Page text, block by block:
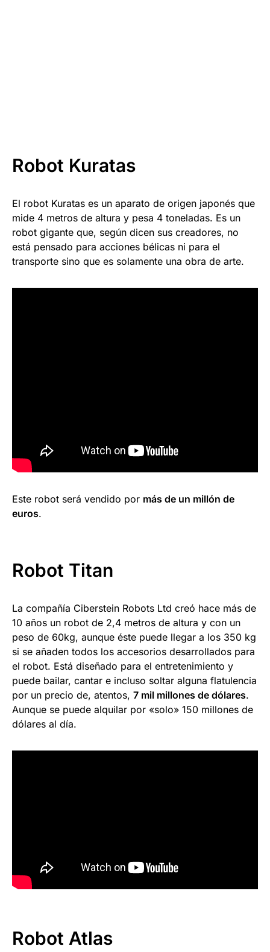
Robot Kuratas
El robot Kuratas es un aparato de origen japonés que
mide 4 metros de altura y pesa 4 toneladas. Es un
robot gigante que, según dicen sus creadores, no
está pensado para acciones bélicas ni para el
transporte sino que es solamente una obra de arte.
Este robot será vendido por más de un millón de
euros.
Robot Titan
La compañía Ciberstein Robots Ltd creó hace más de
10 años un robot de 2,4 metros de altura y con un
peso de 60kg, aunque éste puede llegar a los 350 kg
si se añaden todos los accesorios desarrollados para
el robot. Está diseñado para el entretenimiento y
puede bailar, cantar e incluso soltar alguna flatulencia
por un precio de, atentos, 7 mil millones de dólares.
Aunque se puede alquilar por «solo» 150 millones de
dólares al día.
Robot Atlas